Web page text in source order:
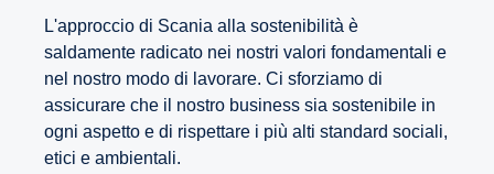
L'approccio di Scania alla sostenibilità è
saldamente radicato nei nostri valori fondamentali e
nel nostro modo di lavorare. Ci sforziamo di
assicurare che il nostro business sia sostenibile in
ogni aspetto e di rispettare i più alti standard sociali,
etici e ambientali.